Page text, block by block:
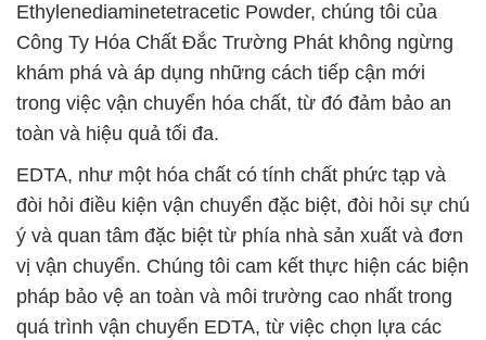
Ethylenediaminetetracetic Powder, chúng tôi của
Công Ty Hóa Chất Đắc Trường Phát không ngừng
khám phá và áp dụng những cách tiếp cận mới
trong việc vận chuyển hóa chất, từ đó đảm bảo an
toàn và hiệu quả tối đa.
EDTA, như một hóa chất có tính chất phức tạp và
đòi hỏi điều kiện vận chuyển đặc biệt, đòi hỏi sự chú
ý và quan tâm đặc biệt từ phía nhà sản xuất và đơn
vị vận chuyển. Chúng tôi cam kết thực hiện các biện
pháp bảo vệ an toàn và môi trường cao nhất trong
quá trình vận chuyển EDTA, từ việc chọn lựa các